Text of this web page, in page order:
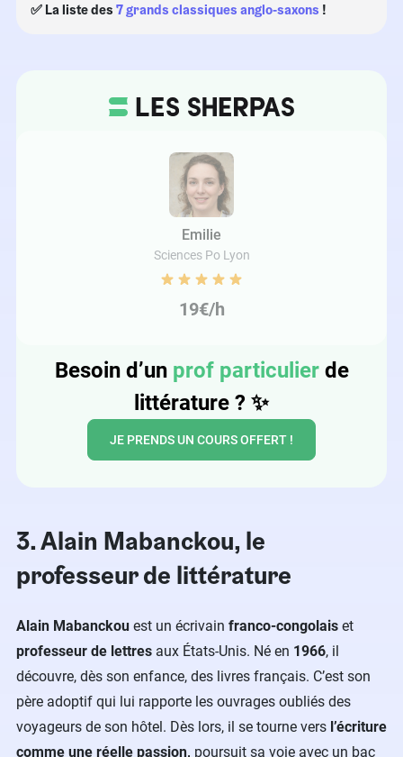
✅ La liste des 7 grands classiques anglo-saxons !
Emilie
Sciences Po Lyon
19€/h
Besoin d’un prof particulierde
littérature ? ✨
JE PRENDS UN COURS OFFERT !
3. Alain Mabanckou, le
professeur de littérature
Alain Mabanckou est un écrivain franco-congolais et
professeur de lettres aux États-Unis. Né en 1966, il
découvre, dès son enfance, des livres français. C’est son
père adoptif qui lui rapporte les ouvrages oubliés des
voyageurs de son hôtel. Dès lors, il se tourne vers l’écriture
comme une réelle passion, poursuit sa voie avec un bac